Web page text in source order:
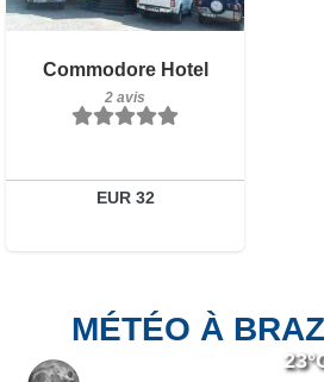
Commodore Hotel
2 avis
EUR 32
2 avis
Détails
Réserver
MÉTÉO À